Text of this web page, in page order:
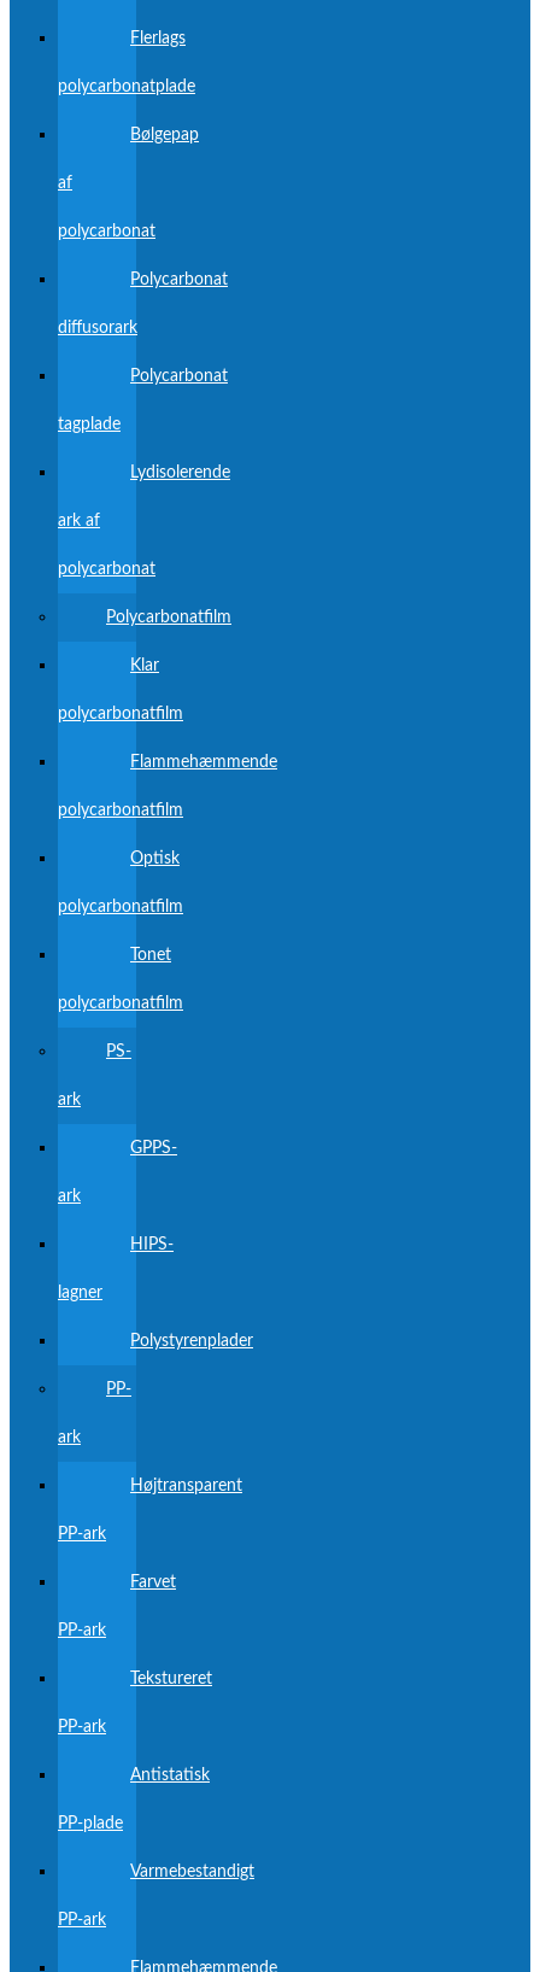
Flerlags
polycarbonatplade
Bølgepap
af
polycarbonat
Polycarbonat
diffusorark
Polycarbonat
tagplade
Lydisolerende
ark af
polycarbonat
Polycarbonatfilm
Klar
polycarbonatfilm
Flammehæmmende
polycarbonatfilm
Optisk
polycarbonatfilm
Tonet
polycarbonatfilm
PS-
ark
GPPS-
ark
HIPS-
lagner
Polystyrenplader
PP-
ark
Højtransparent
PP-ark
Farvet
PP-ark
Tekstureret
PP-ark
Antistatisk
PP-plade
Varmebestandigt
PP-ark
Flammehæmmende